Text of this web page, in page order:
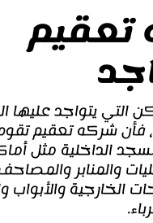
التي يتواجد عليها
فأن شركه تعقيم
الداخلية مثل
والمنابر
الخارجية